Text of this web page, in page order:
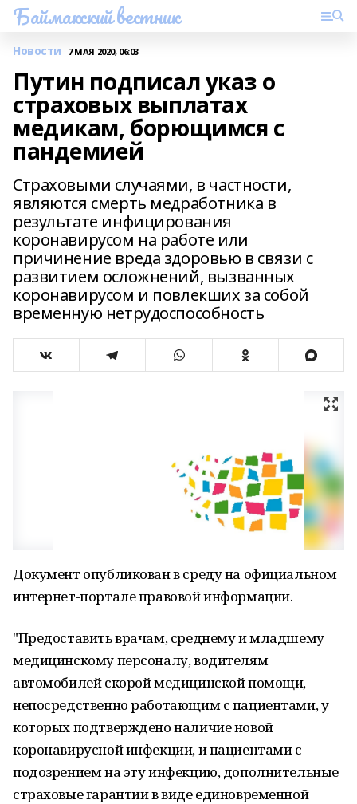
Баймакский вестник
Новости 7 МАЯ 2020, 06:03
Путин подписал указ о
страховых выплатах
медикам, борющимся с
пандемией
Страховыми случаями, в частности,
являются смерть медработника в
результате инфицирования
коронавирусом на работе или
причинение вреда здоровью в связи с
развитием осложнений, вызванных
коронавирусом и повлекших за собой
временную нетрудоспособность
Документ опубликован в среду на официальном
интернет-портале правовой информации.
"Предоставить врачам, среднему и младшему
медицинскому персоналу, водителям
автомобилей скорой медицинской помощи,
непосредственно работающим с пациентами, у
которых подтверждено наличие новой
коронавирусной инфекции, и пациентами с
подозрением на эту инфекцию, дополнительные
страховые гарантии в виде единовременной